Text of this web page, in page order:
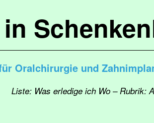
Oralchirurgie und
Liste: Was erledige ich Wo – Rubrik: